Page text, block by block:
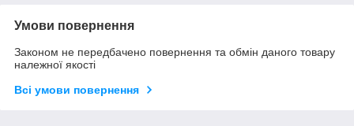
Умови повернення
Законом не передбачено повернення та обмін даного товару
належної якості
Всі умови повернення